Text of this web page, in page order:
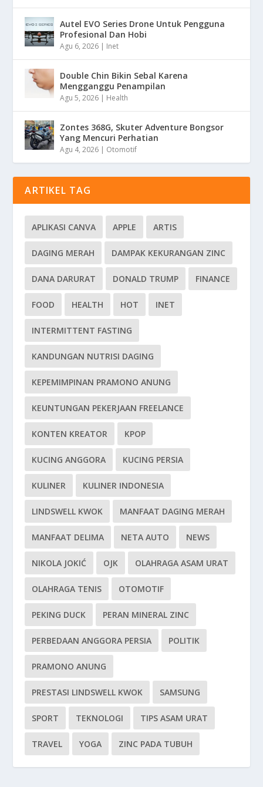
Autel EVO Series Drone Untuk Pengguna
Profesional Dan Hobi
Agu 6, 2026 | Inet
Double Chin Bikin Sebal Karena
Mengganggu Penampilan
Agu 5, 2026 | Health
Zontes 368G, Skuter Adventure Bongsor
Yang Mencuri Perhatian
Agu 4, 2026 | Otomotif
ARTIKEL TAG
APLIKASI CANVA APPLE ARTIS
DAGING MERAH DAMPAK KEKURANGAN ZINC
DANA DARURAT DONALD TRUMP FINANCE
FOOD HEALTH HOT INET
INTERMITTENT FASTING
KANDUNGAN NUTRISI DAGING
KEPEMIMPINAN PRAMONO ANUNG
KEUNTUNGAN PEKERJAAN FREELANCE
KONTEN KREATOR KPOP
KUCING ANGGORA KUCING PERSIA
KULINER KULINER INDONESIA
LINDSWELL KWOK MANFAAT DAGING MERAH
MANFAAT DELIMA NETA AUTO NEWS
NIKOLA JOKIĆ OJK OLAHRAGA ASAM URAT
OLAHRAGA TENIS OTOMOTIF
PEKING DUCK PERAN MINERAL ZINC
PERBEDAAN ANGGORA PERSIA POLITIK
PRAMONO ANUNG
PRESTASI LINDSWELL KWOK SAMSUNG
SPORT TEKNOLOGI TIPS ASAM URAT
TRAVEL YOGA ZINC PADA TUBUH